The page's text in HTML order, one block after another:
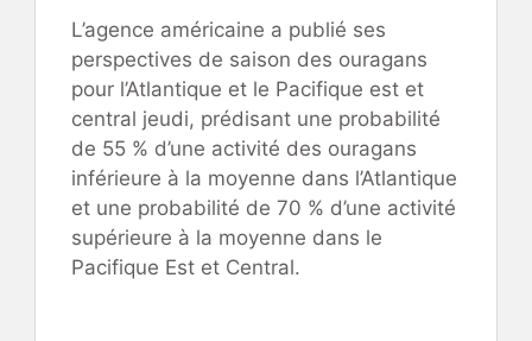
L’agence américaine a publié ses
perspectives de saison des ouragans
pour l’Atlantique et le Pacifique est et
central jeudi, prédisant une probabilité
de 55 % d’une activité des ouragans
inférieure à la moyenne dans l’Atlantique
et une probabilité de 70 % d’une activité
supérieure à la moyenne dans le
Pacifique Est et Central.